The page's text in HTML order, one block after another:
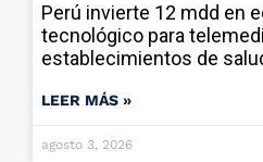
Perú invierte 12 mdd en
tecnológico para
establecimientos de
LEER MÁS »
agosto 3, 2026